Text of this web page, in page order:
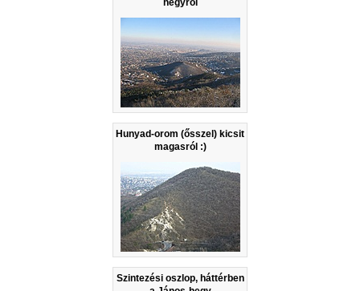
hegyről
Hunyad-orom (ősszel) kicsit
magasról :)
Szintezési oszlop, háttérben